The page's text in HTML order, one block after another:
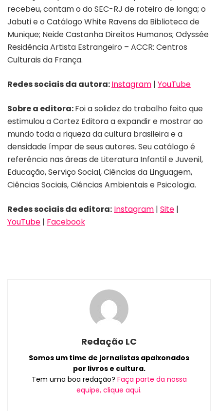
recebeu, contam o do SEC-RJ de roteiro de longa; o
Jabuti e o Catálogo White Ravens da Biblioteca de
Munique; Neide Castanha Direitos Humanos; Odyssée
Residência Artista Estrangeiro – ACCR: Centros
Culturais da França.
Redes sociais da autora:Instagram | YouTube
Sobre a editora:Foi a solidez do trabalho feito que
estimulou a Cortez Editora a expandir e mostrar ao
mundo toda a riqueza da cultura brasileira e a
densidade ímpar de seus autores. Seu catálogo é
referência nas áreas de Literatura Infantil e Juvenil,
Educação, Serviço Social, Ciências da Linguagem,
Ciências Sociais, Ciências Ambientais e Psicologia.
Redes sociais da editora: Instagram | Site |
YouTube | Facebook
Redação LC
Somos um time de jornalistas apaixonados
por livros e cultura.
Tem uma boa redação? Faça parte da nossa
equipe, clique aqui.